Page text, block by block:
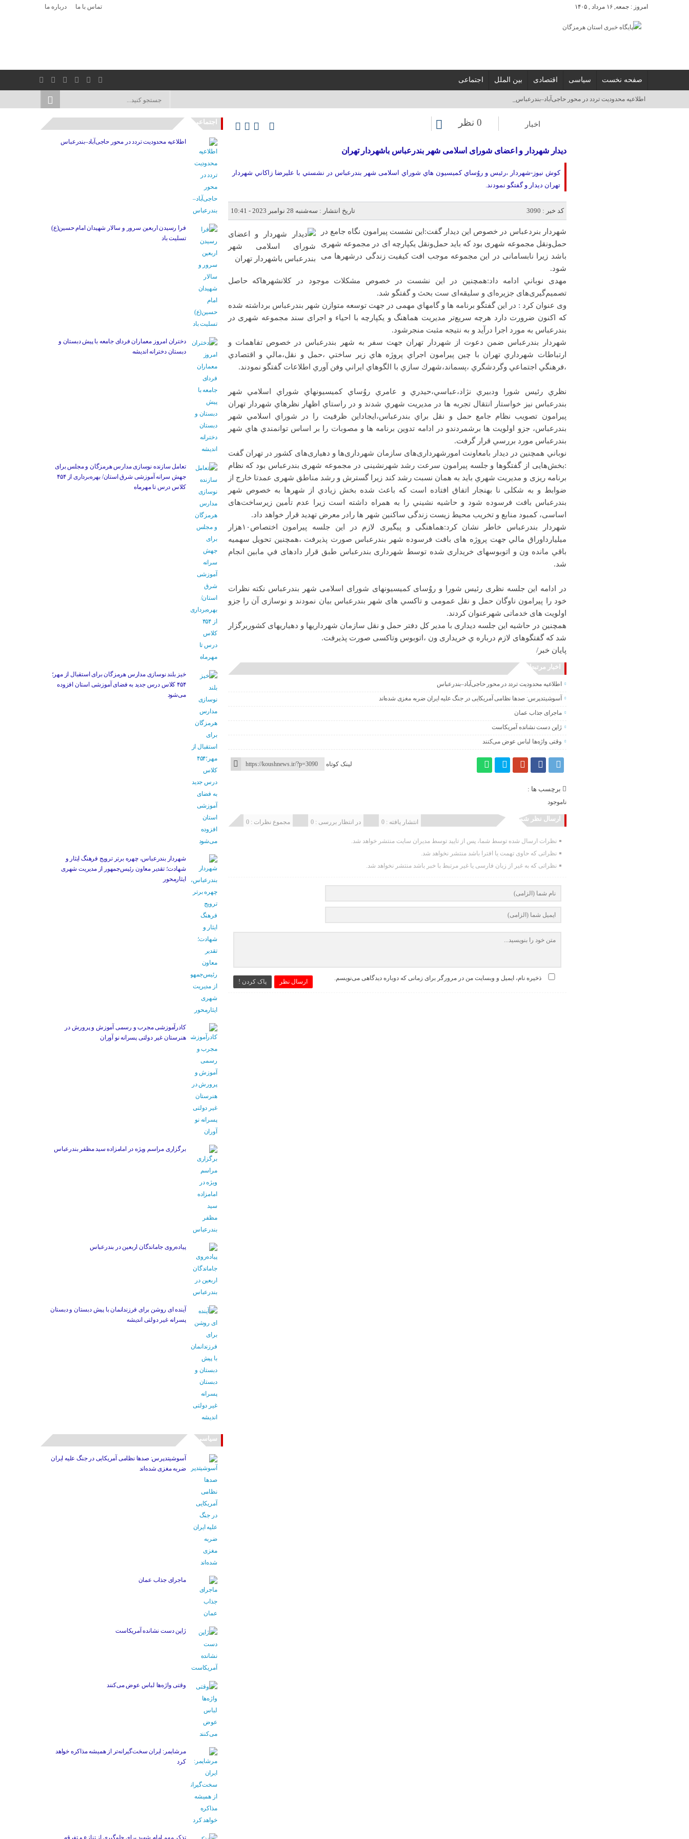
امروز : جمعه, ۱۶ مرداد , ۱۴۰۵ تماس با ما درباره ما
صفحه نخست سیاسی اقتصادی بین الملل اجتماعی
آسوشیتدپرس:_
اخبار 0 نظر
ديدار شهردار و اعضای شوراى اسلامى شهر بندرعباس باشهردار تهران
کوش نیوز-شهردار ،رئيس و روُساي كميسيون هاي شوراي اسلامى شهر بندرعباس در نشستي با عليرضا زاكاني شهردار
تهران ديدار و گفتگو نمودند.
کد خبر : 3090 تاریخ انتشار : سه‌شنبه 28 نوامبر 2023 - 10:41
شهردار بنردعباس در خصوص این دیدار گفت:اين نشست پيرامون نگاه جامع در
حمل‌ونقل مجموعه شهری بود كه بايد حمل‌ونقل یکپارچه اى در مجموعه شهری
باشد زيرا نابسامانی در این مجموعه موجب افت کیفیت زندگی درشهرها مى
شود.
مهدى نوباني ادامه داد:همچنین در این نشست در خصوص مشکلات موجود در کلانشهرهاكه حاصل
تصمیم‌گیری‌های جزیره‌ای و سلیقه‌ای ست بحث و گفتگو شد.
وی عنوان كرد : در اين گفتگو برنامه ها و گامهاي مهمی در جهت توسعه متوازن شهر بندرعباس برداشته شده
كه اکنون ضرورت دارد هرچه سریع‌تر مدیریت هماهنگ و یکپارچه با احیاء و اجرای سند مجموعه شهری در
بندرعباس به مورد اجرا درآيد و به نتيجه مثبت منجرشود.
شهردار بندرعباس ضمن دعوت از شهردار تهران جهت سفر به شهر بندرعباس در خصوص تفاهمات و
ارتباطات شهرداري تهران با چين پيرامون اجراي پروژه هاي زير ساختي ،حمل و نقل،مالي و اقتصادي
،فرهنگي اجتماعي وگردشگري ،پسماند،شهرك سازي با الگوهاي ايراني وفن آوري اطلاعات گفتگو نمودند.
نظري رئيس شورا ودبيري نژاد،عباسي،حيدري و عامري روُساي كميسيونهاي شوراي اسلامي شهر
بندرعباس نيز خواستار انتقال تجربه ها در مديريت شهري شدند و در راستاي اظهار نظرهاي شهردار تهران
پيرامون تصويب نظام جامع حمل و نقل براي بندرعباس،ايجاداين ظرفيت را در شوراي اسلامي شهر
بندرعباس، جزو اولويت ها برشمردندو در ادامه تدوين برنامه ها و مصوبات را بر اساس توانمندي هاي شهر
بندرعباس مورد بررسي قرار گرفت.
نوباني همچنین در دیدار بامعاونت امورشهرداری‌های سازمان شهرداری‌ها و دهیاری‌های كشور در تهران گفت
:بخش‌هایی از گفتگوها و جلسه پيرامون سرعت رشد شهرنشینی در مجموعه شهرى بندرعباس بود که نظام
برنامه ریزی و مدیریت شهري بايد به همان نسبت رشد كند زيرا گسترش و رشد مناطق شهری عمدتا خارج از
ضوابط و به شکلی نا بهنجار اتفاق افتاده است كه باعث شده بخش زيادي از شهرها به خصوص شهر
بندرعباس بافت فرسوده شود و حاشيه نشيني را به همراه داشته است زيرا عدم تأمین زیرساخت‌های
اساسی، کمبود منابع و تخریب محیط زیست زندگی ساکنین شهر ها رادر معرض تهدید قرار خواهد داد.
شهردار بندرعباس خاطر نشان كرد:هماهنگى و پيگيرى لازم در اين جلسه پيرامون اختصاص١٠هزار
ميليارداوراق مالي جهت پروژه هاى بافت فرسوده شهر بندرعباس صورت پذيرفت ،همچنين تحويل سهميه
باقي مانده ون و اتوبوسهاى خريدارى شده توسط شهردارى بندرعباس طبق قرار دادهاى في مابين انجام
شد.
در ادامه اين جلسه نظرى رئيس شورا و روُساى كميسيونهاى شوراى اسلامى شهر بندرعباس نكته نظرات
خود را پيرامون ناوگان حمل و نقل عمومى و تاكسي هاى شهر بندرعباس بيان نمودند و نوسازى آن را جزو
اولويت هاى خدماتى شهرعنوان كردند.
همچنين در حاشيه اين جلسه ديدارى با مدير كل دفتر حمل و نقل سازمان شهرداريها و دهياريهاى كشوربرگزار
شد كه گفتگوهاى لازم درباره ي خريدارى ون ،اتوبوس وتاكسى صورت پذيرفت.
پایان خبر/
اخبار مرتبط
اطلاعیه محدودیت تردد در محور حاجی‌آباد–بندرعباس
آسوشیتدپرس: صدها نظامی آمریکایی در جنگ علیه ایران ضربه مغزی شده‌اند
ماجرای جذاب عمان
ژاپن دست نشانده آمریکاست
وقتی واژه‌ها لباس عوض می‌کنند
لینک کوتاه
برچسب ها :
ناموجود
ارسال نظر شما مجموع نظرات : 0 در انتظار بررسی : 0 انتشار یافته : 0
نظرات ارسال شده توسط شما، پس از تایید توسط مدیران سایت منتشر خواهد شد.
نظراتی که حاوی تهمت یا افترا باشد منتشر نخواهد شد.
نظراتی که به غیر از زبان فارسی یا غیر مرتبط با خبر باشد منتشر نخواهد شد.
ارسال نظر پاک کردن ! ذخیره نام، ایمیل و وبسایت من در مرورگر برای زمانی که دوباره دیدگاهی می‌نویسم.
اجتماعی
اطلاعیه محدودیت تردد در محور حاجی‌آباد–بندرعباس
فرا رسیدن اربعین سرور و سالار شهیدان امام حسین(ع)
تسلیت باد
دختران امروز معماران فردای جامعه با پیش دبستان و
دبستان دخترانه اندیشه
تعامل سازنده نوسازی مدارس هرمزگان و مجلس برای
جهش سرانه آموزشی شرق استان/ بهره‌برداری از ۴۵۴
کلاس درس تا مهرماه
خیز بلند نوسازی مدارس هرمزگان برای استقبال از مهر؛
۴۵۴ کلاس درس جدید به فضای آموزشی استان افزوده
می‌شود
شهردار بندرعباس، چهره برتر ترویج فرهنگ ایثار و
شهادت؛ تقدیر معاون رئیس‌جمهور از مدیریت شهری
ایثارمحور
کادرآموزشی مجرب و رسمی آموزش و پرورش در
هنرستان غیر دولتی پسرانه نو آوران
برگزاری مراسم ویژه در امامزاده سید مظفر بندرعباس
پیاده‌روی جاماندگان اربعین در بندرعباس
آینده ای روشن برای فرزندانمان با پیش دبستان و دبستان
پسرانه غیر دولتی اندیشه
سیاسی
آسوشیتدپرس: صدها نظامی آمریکایی در جنگ علیه ایران
ضربه مغزی شده‌اند
ماجرای جذاب عمان
ژاپن دست نشانده آمریکاست
وقتی واژه‌ها لباس عوض می‌کنند
مرشایمر: ایران سخت‌گیرانه‌تر از همیشه مذاکره خواهد
کرد
تذکر مهم امام شهید برای جلوگیری از تنازع و تفرقه